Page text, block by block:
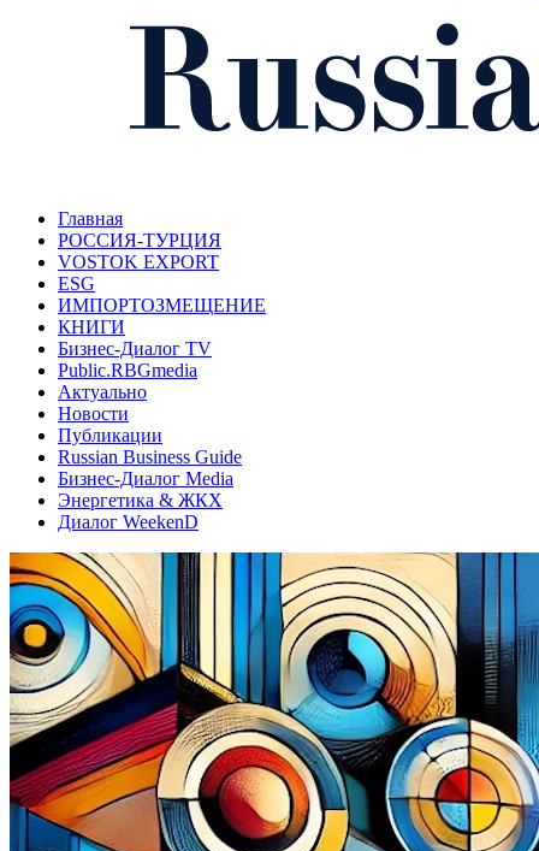
Главная
РОССИЯ-ТУРЦИЯ
VOSTOK EXPORT
ESG
ИМПОРТОЗМЕЩЕНИЕ
КНИГИ
Бизнес-Диалог TV
Public.RBGmedia
Актуально
Новости
Публикации
Russian Business Guide
Бизнес-Диалог Media
Энергетика & ЖКХ
Диалог WeekenD